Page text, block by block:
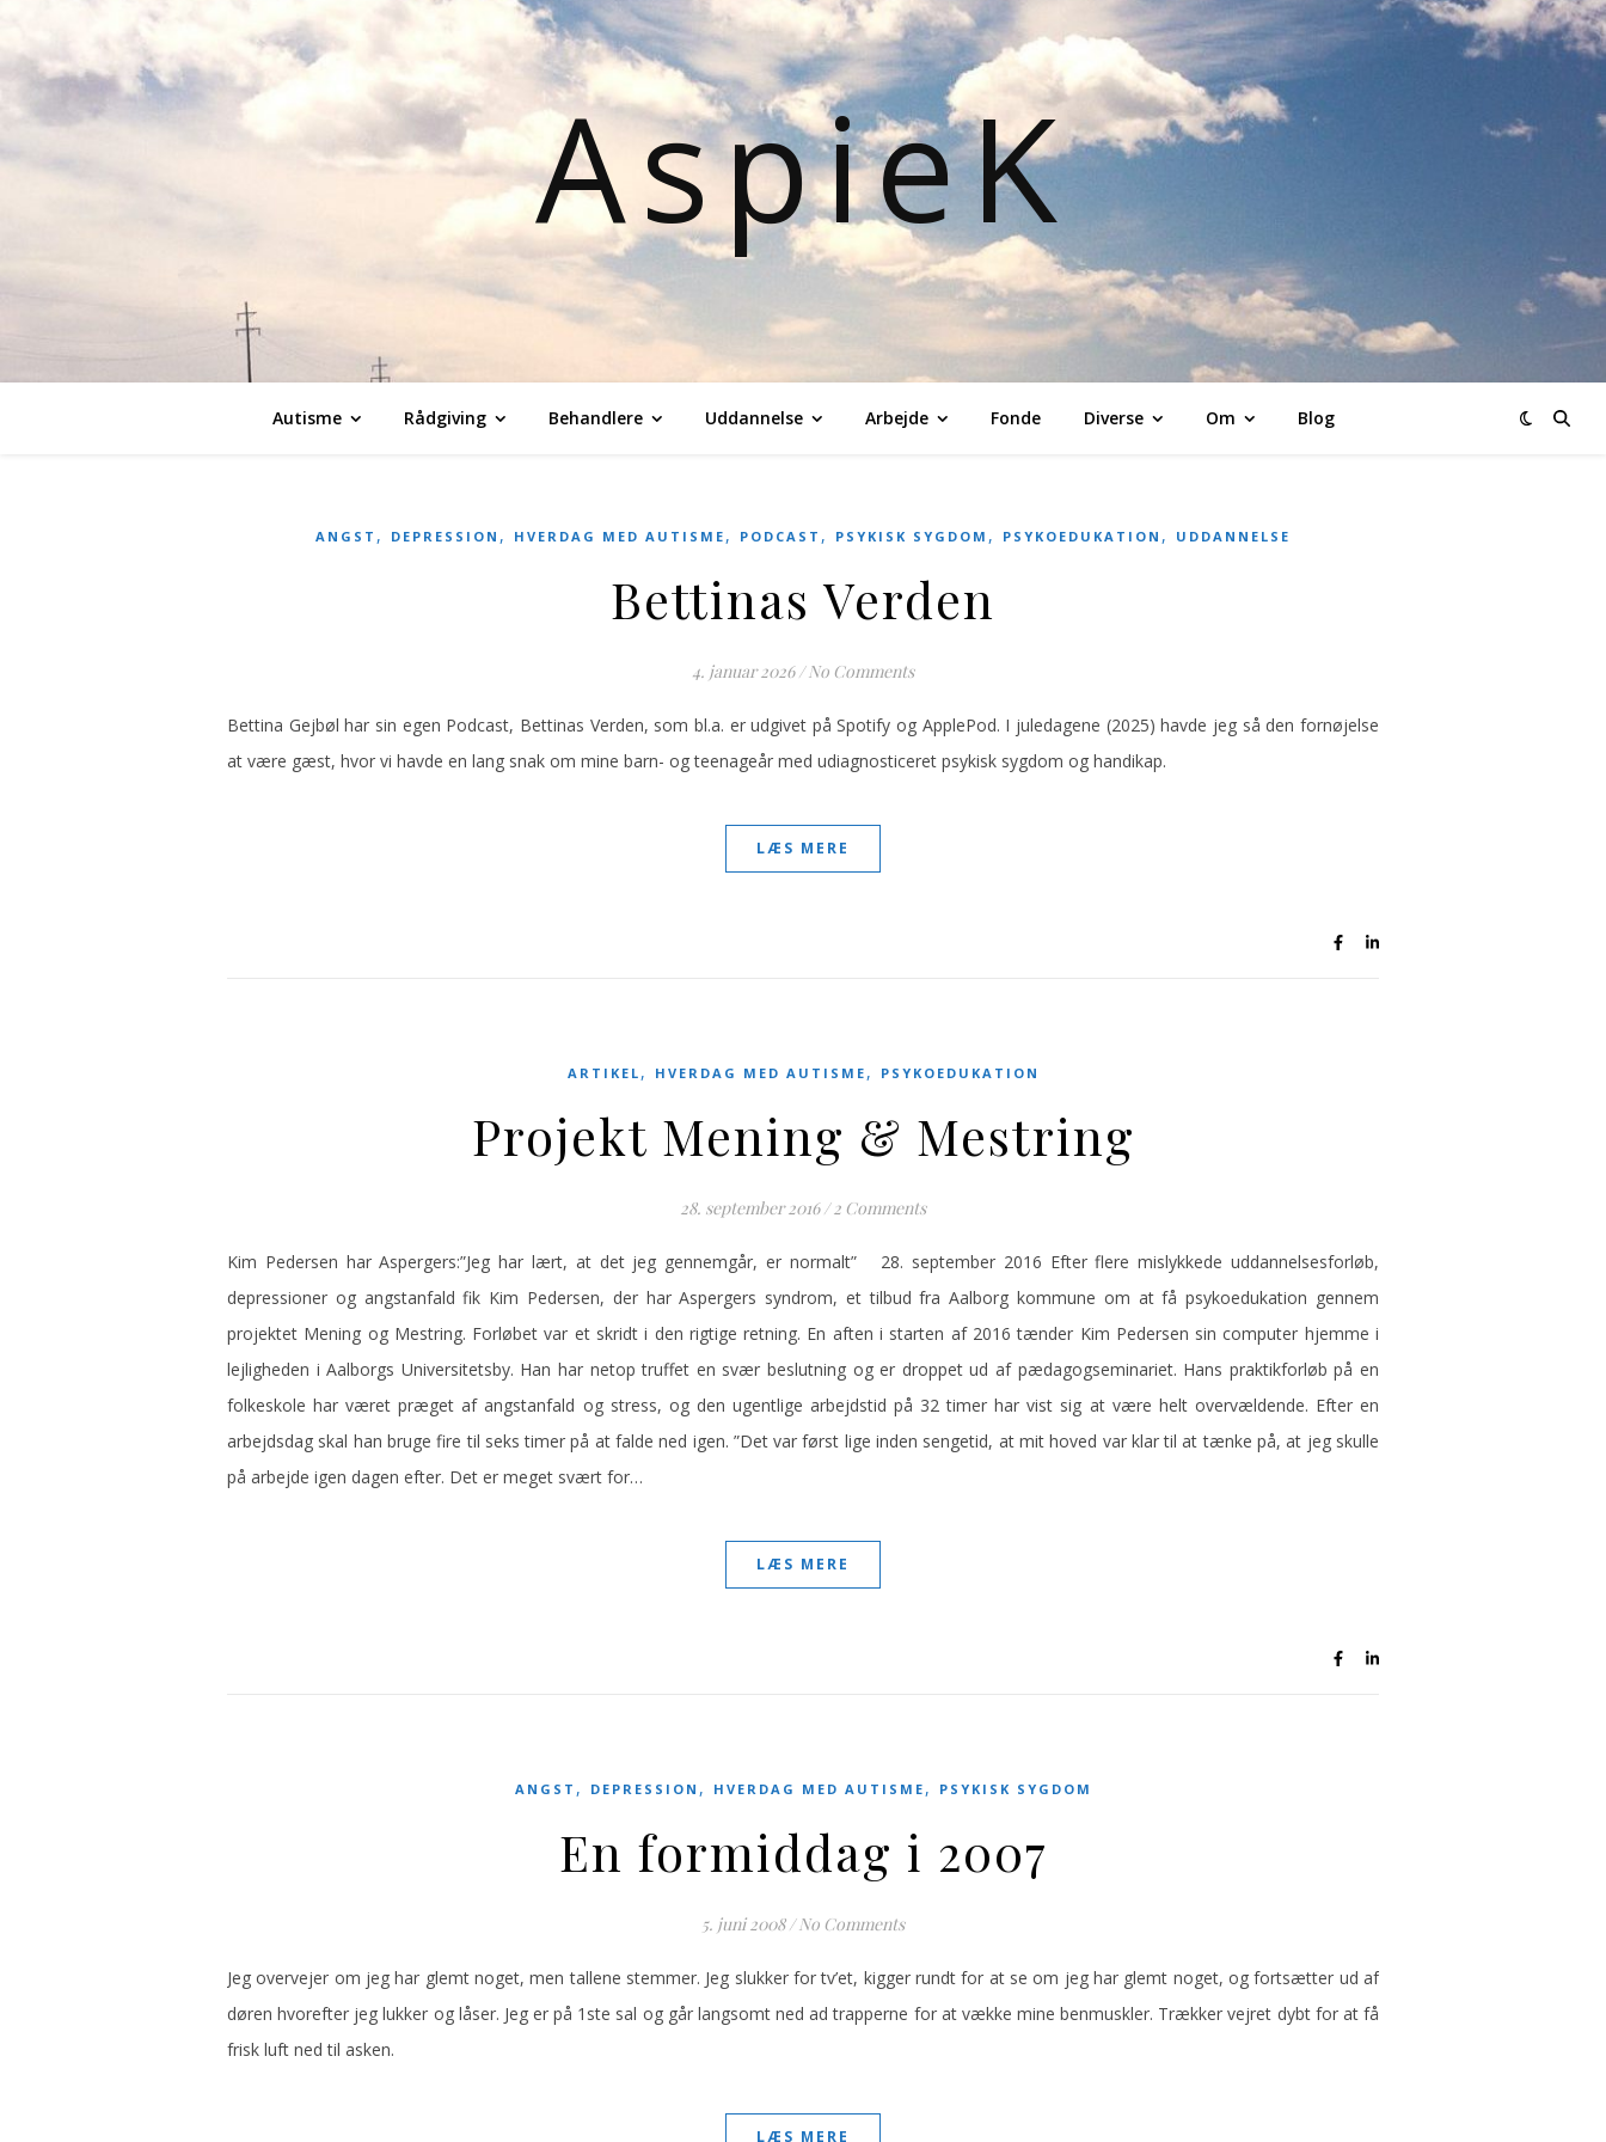
AspieK
Autisme Rådgiving Behandlere Uddannelse Arbejde Fonde Diverse Om Blog
ANGST , DEPRESSION , HVERDAG MED AUTISME , PODCAST , PSYKISK SYGDOM , PSYKOEDUKATION , UDDANNELSE
Bettinas Verden
4. januar 2026 / No Comments
Bettina Gejbøl har sin egen Podcast, Bettinas Verden, som bl.a. er udgivet på Spotify og ApplePod. I juledagene (2025) havde jeg så den fornøjelse
at være gæst, hvor vi havde en lang snak om mine barn- og teenageår med udiagnosticeret psykisk sygdom og handikap.
LÆS MERE
ARTIKEL , HVERDAG MED AUTISME , PSYKOEDUKATION
Projekt Mening & Mestring
28. september 2016 / 2 Comments
Kim Pedersen har Aspergers:”Jeg har lært, at det jeg gennemgår, er normalt” 28. september 2016 Efter flere mislykkede uddannelsesforløb,
depressioner og angstanfald fik Kim Pedersen, der har Aspergers syndrom, et tilbud fra Aalborg kommune om at få psykoedukation gennem
projektet Mening og Mestring. Forløbet var et skridt i den rigtige retning. En aften i starten af 2016 tænder Kim Pedersen sin computer hjemme i
lejligheden i Aalborgs Universitetsby. Han har netop truffet en svær beslutning og er droppet ud af pædagogseminariet. Hans praktikforløb på en
folkeskole har været præget af angstanfald og stress, og den ugentlige arbejdstid på 32 timer har vist sig at være helt overvældende. Efter en
arbejdsdag skal han bruge fire til seks timer på at falde ned igen. ”Det var først lige inden sengetid, at mit hoved var klar til at tænke på, at jeg skulle
på arbejde igen dagen efter. Det er meget svært for…
LÆS MERE
ANGST , DEPRESSION , HVERDAG MED AUTISME , PSYKISK SYGDOM
En formiddag i 2007
5. juni 2008 / No Comments
Jeg overvejer om jeg har glemt noget, men tallene stemmer. Jeg slukker for tv’et, kigger rundt for at se om jeg har glemt noget, og fortsætter ud af
døren hvorefter jeg lukker og låser. Jeg er på 1ste sal og går langsomt ned ad trapperne for at vække mine benmuskler. Trækker vejret dybt for at få
frisk luft ned til asken.
LÆS MERE